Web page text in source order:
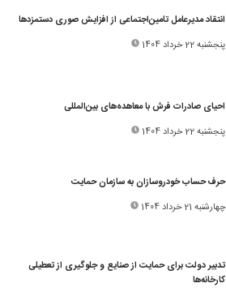
انتقاد مدیرعامل تامین‌اجتماعی از افزایش صوری دستمزدها
پنجشنبه 22 خرداد 1404
احیای صادرات فرش با معاهده‌های بین‌المللی
پنجشنبه 22 خرداد 1404
حرف حساب خودروسازان به سازمان حمایت
چهارشنبه 21 خرداد 1404
تدبیر دولت برای حمایت از صنایع و جلوگیری از تعطیلی
کارخانه‌ها